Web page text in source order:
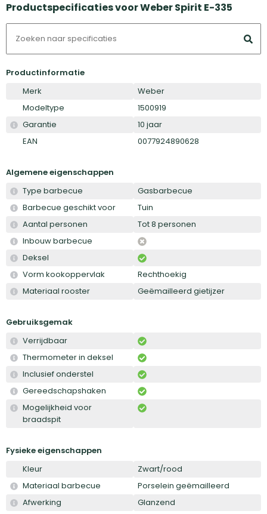
Productspecificaties voor Weber Spirit E-335
Productinformatie
Merk
Weber
Modeltype
1500919
Garantie
10 jaar
EAN
0077924890628
Algemene eigenschappen
Type barbecue
Gasbarbecue
Barbecue geschikt voor
Tuin
Aantal personen
Tot 8 personen
Inbouw barbecue
Deksel
Vorm kookoppervlak
Rechthoekig
Materiaal rooster
Geëmailleerd gietijzer
Gebruiksgemak
Verrijdbaar
Thermometer in deksel
Inclusief onderstel
Gereedschapshaken
Mogelijkheid voor
braadspit
Fysieke eigenschappen
Kleur
Zwart/rood
Materiaal barbecue
Porselein geëmailleerd
Afwerking
Glanzend